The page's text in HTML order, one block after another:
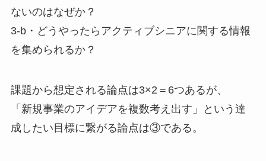
ないのはなぜか？
3-b・どうやったらアクティブシニアに関する情報
を集められるか？
課題から想定される論点は3×2＝6つあるが、
「新規事業のアイデアを複数考え出す」という達
成したい目標に繋がる論点は③である。